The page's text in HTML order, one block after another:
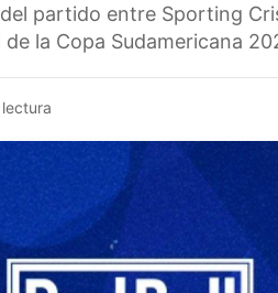
partido entre Sporting
la Copa Sudamericana